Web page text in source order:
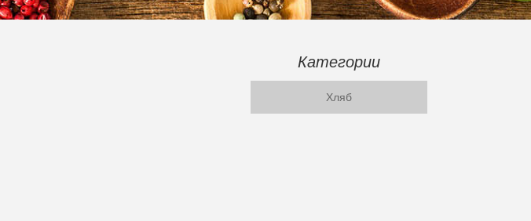
Категории
Хляб